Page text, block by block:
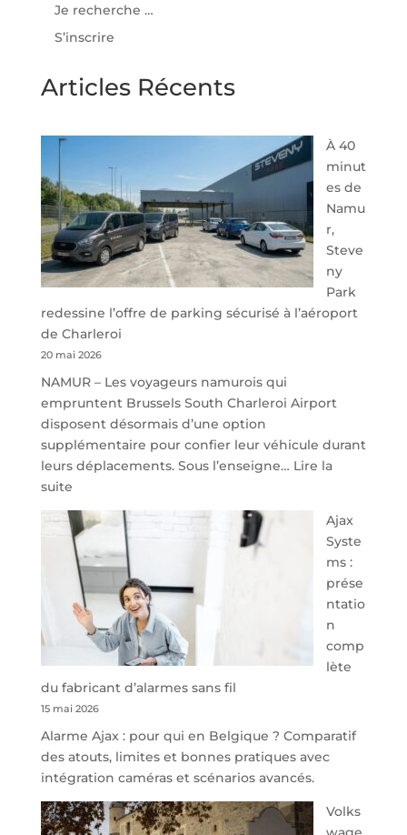
Je recherche …
S’inscrire
Articles Récents
À 40
minut
es de
Namu
r,
Steve
ny
Park
redessine l’offre de parking sécurisé à l’aéroport
de Charleroi
20 mai 2026
NAMUR – Les voyageurs namurois qui
empruntent Brussels South Charleroi Airport
disposent désormais d’une option
supplémentaire pour confier leur véhicule durant
leurs déplacements. Sous l’enseigne… Lire la
suite:
40
minutes
de
Namur,
Steveny
Park
redessine
de
parking
sécurisé
à
l’aéroport
de
Charleroi
Ajax
Syste
ms :
prése
ntatio
n
comp
lète
du fabricant d’alarmes sans fil
15 mai 2026
Alarme Ajax : pour qui en Belgique ? Comparatif
des atouts, limites et bonnes pratiques avec
intégration caméras et scénarios avancés.
Volks